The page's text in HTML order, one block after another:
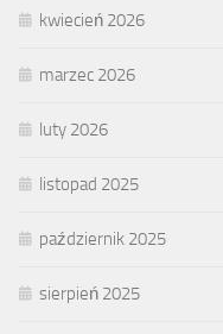
kwiecień 2026
marzec 2026
luty 2026
listopad 2025
październik 2025
sierpień 2025